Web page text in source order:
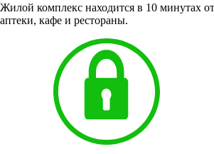
Жилой комплекс находится в 10 минутах
аптеки, кафе и рестораны.